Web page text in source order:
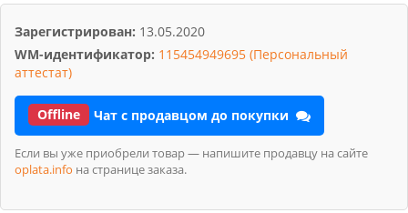
Зарегистрирован: 13.05.2020
WM-идентификатор: 115454949695 (Персональный
аттестат)
Offline Чат с продавцом до покупки
Если вы уже приобрели товар — напишите продавцу на сайте
oplata.info на странице заказа.